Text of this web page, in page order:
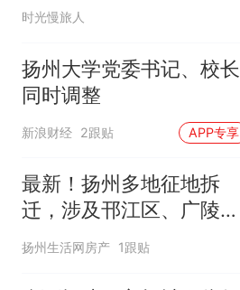
时光慢旅人
扬州大学党委书记、校长
同时调整
新浪财经 2跟贴 APP专享
最新！扬州多地征地拆
迁，涉及邗江区、广陵
区！
扬州生活网房产 1跟贴